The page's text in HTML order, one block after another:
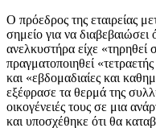
Ο πρόεδρος της εταιρείας
σημείο για να
ανελκυστήρα είχε «τηρηθεί
πραγματοποιηθεί
και «εβδομαδιαίες και
εξέφρασε τα θερμά της
οικογένειές τους σε μια
και υποσχέθηκε ότι θα